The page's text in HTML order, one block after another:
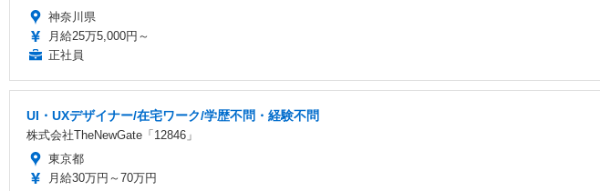
神奈川県
月給25万5,000円～
正社員
UI・UXデザイナー/在宅ワーク/学歴不問・経験不問
株式会社TheNewGate「12846」
東京都
月給30万円～70万円